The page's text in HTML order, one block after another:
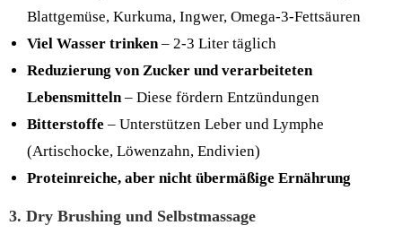
Blattgemüse, Kurkuma, Ingwer, Omega-3-Fettsäuren
Viel Wasser trinken– 2-3 Liter täglich
Reduzierung von Zucker und verarbeiteten
Lebensmitteln– Diese fördern Entzündungen
Bitterstoffe – Unterstützen Leber und Lymphe
(Artischocke, Löwenzahn, Endivien)
Proteinreiche, aber nicht übermäßige Ernährung
3. Dry Brushing und Selbstmassage